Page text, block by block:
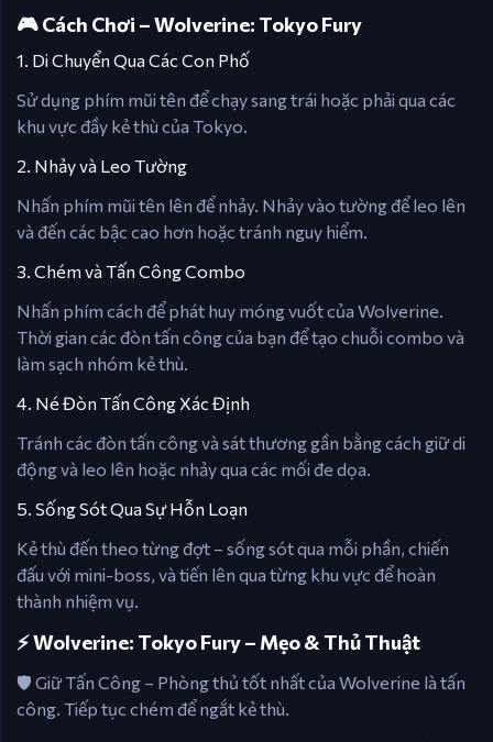
🎮 Cách Chơi – Wolverine: Tokyo Fury
1. Di Chuyển Qua Các Con Phố
Sử dụng phím mũi tên để chạy sang trái hoặc phải qua các
khu vực đầy kẻ thù của Tokyo.
2. Nhảy và Leo Tường
Nhấn phím mũi tên lên để nhảy. Nhảy vào tường để leo lên
và đến các bậc cao hơn hoặc tránh nguy hiểm.
3. Chém và Tấn Công Combo
Nhấn phím cách để phát huy móng vuốt của Wolverine.
Thời gian các đòn tấn công của bạn để tạo chuỗi combo và
làm sạch nhóm kẻ thù.
4. Né Đòn Tấn Công Xác Định
Tránh các đòn tấn công và sát thương gần bằng cách giữ di
động và leo lên hoặc nhảy qua các mối đe dọa.
5. Sống Sót Qua Sự Hỗn Loạn
Kẻ thù đến theo từng đợt – sống sót qua mỗi phần, chiến
đấu với mini-boss, và tiến lên qua từng khu vực để hoàn
thành nhiệm vụ.
⚡️ Wolverine: Tokyo Fury – Mẹo & Thủ Thuật
🛡️ Giữ Tấn Công – Phòng thủ tốt nhất của Wolverine là tấn
công. Tiếp tục chém để ngắt kẻ thù.